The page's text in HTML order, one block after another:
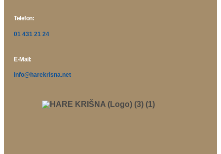
Telefon:
01 431 21 24
E-Mail:
info@harekrisna.net